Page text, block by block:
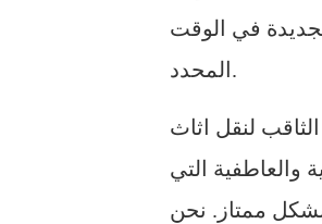
في الوقت
المحدد.
لنقل اثاث
والعاطفية التي
بشكل ممتاز. نحن